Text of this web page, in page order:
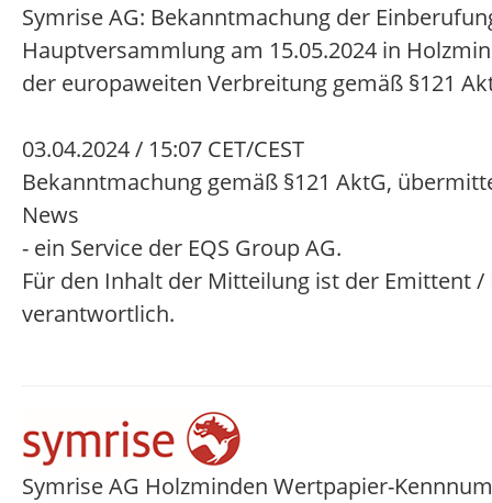
Symrise AG: Bekanntmachung der
Hauptversammlung am 15.05.2024 in
der europaweiten Verbreitung gemäß §121
03.04.2024 / 15:07 CET/CEST
Bekanntmachung gemäß §121 AktG,
News
- ein Service der EQS Group AG.
Für den Inhalt der Mitteilung ist der Emittent /
verantwortlich.
Symrise AG Holzminden Wertpapier-